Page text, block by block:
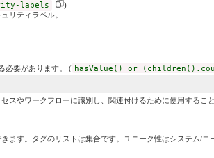
labels
)
リティラベル。
必要があります。 ( hasValue() or
スやワークフローに識別し、関連付けるために使用する
ます。タグのリストは集合です。ユニーク性はシステム/コ